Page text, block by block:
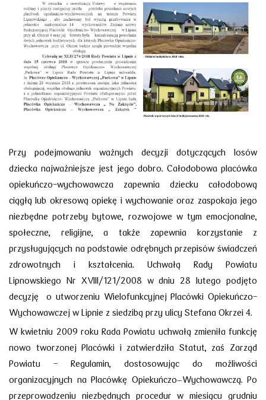
Przy podejmowaniu ważnych decyzji dotyczących losów
dziecka najważniejsze jest jego dobro. Całodobowa placówka
opiekuńczo-wychowawcza zapewnia dziecku całodobową
ciągłą lub okresową opiekę i wychowanie oraz zaspokaja jego
niezbędne potrzeby bytowe, rozwojowe w tym emocjonalne,
społeczne, religijne, a także zapewnia korzystanie z
przysługujących na podstawie odrębnych przepisów świadczeń
zdrowotnych i kształcenia. Uchwałą Rady Powiatu
Lipnowskiego Nr XVIII/121/2008 w dniu 28 lutego podjęto
decyzję o utworzeniu Wielofunkcyjnej Placówki Opiekuńczo-
Wychowawczej w Lipnie z siedzibą przy ulicy Stefana Okrzei 4.
W kwietniu 2009 roku Rada Powiatu uchwałą zmieniła funkcję
nowo tworzonej Placówki i zatwierdziła Statut, zaś Zarząd
Powiatu - Regulamin, dostosowując do możliwości
organizacyjnych na Placówkę Opiekuńczo–Wychowawczą. Po
przeprowadzeniu niezbędnych procedur w miesiącu grudniu